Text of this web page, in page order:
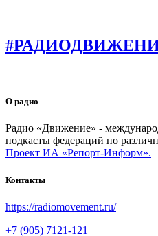
О радио
Радио «Движение» -
подкасты федераций по
Проект ИА «Репорт-Информ».
Контакты
https://radiomovement.ru/
+7 (905) 7121-121